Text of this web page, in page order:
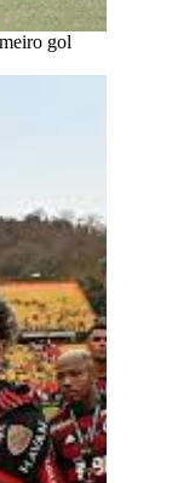
gol